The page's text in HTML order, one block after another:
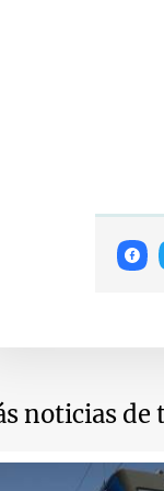
noticias de